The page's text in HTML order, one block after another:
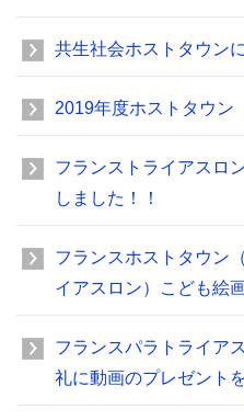
共生社会ホストタウン
2019年度ホストタウン
フランストライアスロ
しました！！
フランスホストタウン
イアスロン）こども絵
フランスパラトライア
礼に動画のプレゼント